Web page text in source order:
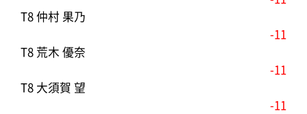
T8 仲村 果乃
-11
T8 荒木 優奈
-11
T8 大須賀 望
-11